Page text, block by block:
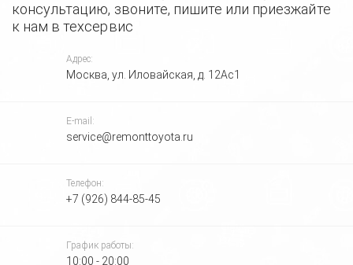
консультацию, звоните, пишите или приезжайте
к нам в техсервис
Адрес:
Москва, ул. Иловайская, д. 12Ас1
E-mail:
service@remonttoyota.ru
Телефон:
+7 (926) 844-85-45
График работы:
10:00 - 20:00